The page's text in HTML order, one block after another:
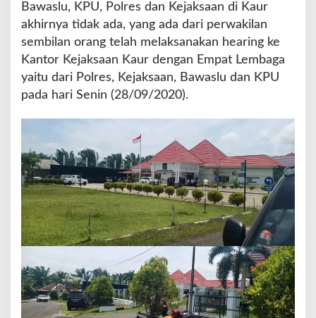
a
r
i
n
k
e
a
k
s
a
a
n
K
u
r
S
e
Bawaslu, KPU, Polres dan Kejaksaan di Kaur
akhirnya tidak ada, yang ada dari perwakilan
sembilan orang telah melaksanakan hearing ke
Kantor Kejaksaan Kaur dengan Empat Lembaga
yaitu dari Polres, Kejaksaan, Bawaslu dan KPU
pada hari Senin (28/09/2020).